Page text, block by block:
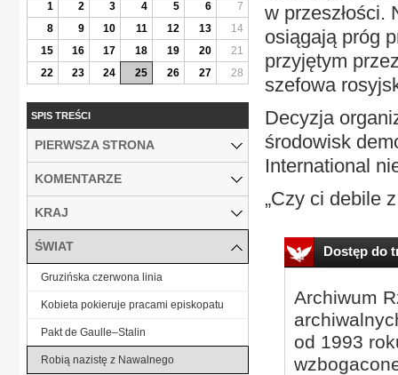
w przeszłości.
osiągają próg
przyjętym
szefowa
Decyzja
środowisk
International
„Czy ci debile
Dostęp do
Archiwum
od 1993
1
2 3 4 5 6
7
8
9 10 11 12 13
14
15
16 17 18 19 20
21
22
23 24 25 26 27 28
SPIS TREŚCI
PIERWSZA STRONA
KOMENTARZE
KRAJ
ŚWIAT
Gruzińska czerwona linia
Kobieta pokieruje pracami episkopatu
Pakt de Gaulle–Stalin
Robią nazistę z Nawalnego